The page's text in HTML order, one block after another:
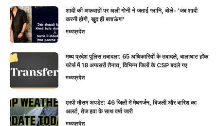
शादी की अफवाहों पर अली गोनी ने जताई ग्लानि, बोले- ‘जब शादी
करनी होगी, खुद ही बताऊंगा’
मध्यप्रदेश
मध्य प्रदेश पुलिस तबादला: 65 अधिकारियों के तबादले, बालाघाट हॉक
फोर्स में 18 अफसरों तैनात, विभिन्न जिलों के CSP बदले गए
मध्यप्रदेश
एमपी मौसम अपडेट: 46 जिलों में मेघगर्जन, बिजली और बारिश का
अलर्ट, तेज हवा के साथ वर्षा जारी
मध्यप्रदेश